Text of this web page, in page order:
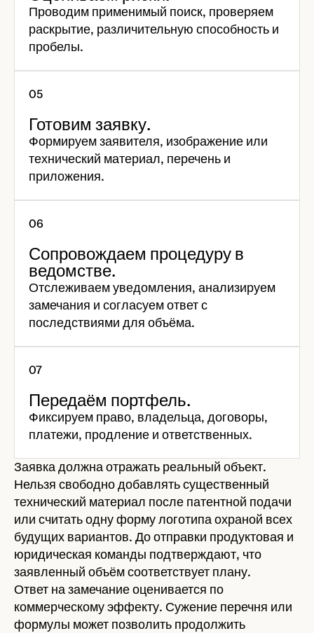
Проводим применимый поиск, проверяем
раскрытие, различительную способность и
пробелы.
Готовим заявку.
Формируем заявителя, изображение или
технический материал, перечень и
приложения.
Сопровождаем процедуру в
ведомстве.
Отслеживаем уведомления, анализируем
замечания и согласуем ответ с
последствиями для объёма.
Передаём портфель.
Фиксируем право, владельца, договоры,
платежи, продление и ответственных.
Заявка должна отражать реальный объект.
Нельзя свободно добавлять существенный
технический материал после патентной подачи
или считать одну форму логотипа охраной всех
будущих вариантов. До отправки продуктовая и
юридическая команды подтверждают, что
заявленный объём соответствует плану.
Ответ на замечание оценивается по
коммерческому эффекту. Сужение перечня или
формулы может позволить продолжить